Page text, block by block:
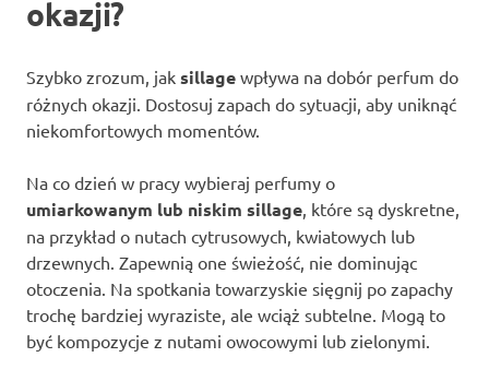
okazji?
Szybko zrozum, jak sillage wpływa na dobór perfum do
różnych okazji. Dostosuj zapach do sytuacji, aby uniknąć
niekomfortowych momentów.
Na co dzień w pracy wybieraj perfumy o
umiarkowanym lub niskim sillage, które są dyskretne,
na przykład o nutach cytrusowych, kwiatowych lub
drzewnych. Zapewnią one świeżość, nie dominując
otoczenia. Na spotkania towarzyskie sięgnij po zapachy
trochę bardziej wyraziste, ale wciąż subtelne. Mogą to
być kompozycje z nutami owocowymi lub zielonymi.